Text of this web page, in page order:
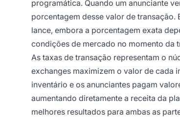
programática. Quando um anunciante
porcentagem desse valor de
lance, embora a porcentagem exata
condições de mercado no momento da
As taxas de transação representam o
exchanges maximizem o valor de cada
inventário e os anunciantes pagam
aumentando diretamente a receita da
melhores resultados para ambas as